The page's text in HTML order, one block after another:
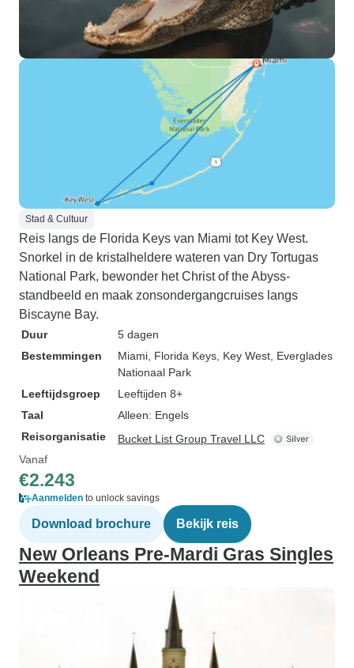
Stad & Cultuur
Reis langs de Florida Keys van Miami tot Key West.
Snorkel in de kristalheldere wateren van Dry Tortugas
National Park, bewonder het Christ of the Abyss-
standbeeld en maak zonsondergangcruises langs
Biscayne Bay.
Duur
5 dagen
Bestemmingen
Miami , Florida Keys , Key West , Everglades
Nationaal Park
Leeftijdsgroep
Leeftijden 8+
Taal
Alleen: Engels
Reisorganisatie
Bucket List Group Travel LLC
Vanaf
€2.243
Aanmelden to unlock savings
Download brochure Bekijk reis
New Orleans Pre-Mardi Gras Singles
Weekend